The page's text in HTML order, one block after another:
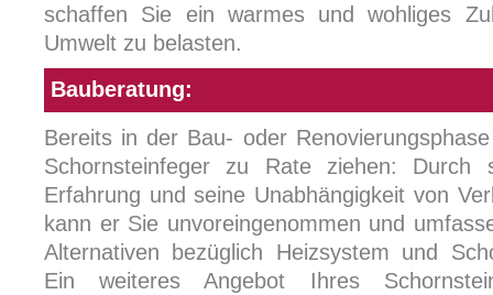
schaffen Sie ein warmes und wohliges
Umwelt zu belasten.
Bauberatung:
Bereits in der Bau- oder
Schornsteinfeger zu Rate ziehen: Durch
Erfahrung und seine Unabhängigkeit von
kann er Sie unvoreingenommen und
Alternativen bezüglich Heizsystem und
Ein weiteres Angebot Ihres